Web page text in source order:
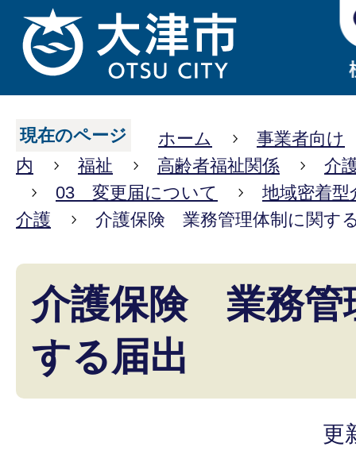
現在のページ ホーム
事業者向け
内
福祉 高齢者福祉関係
介
03 変更届について
地域密着型
介護
介護保険 業務管理体制に関す
介護保険 業務管
する届出
更